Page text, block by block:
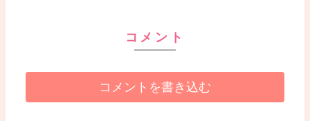
コメント
コメントを書き込む